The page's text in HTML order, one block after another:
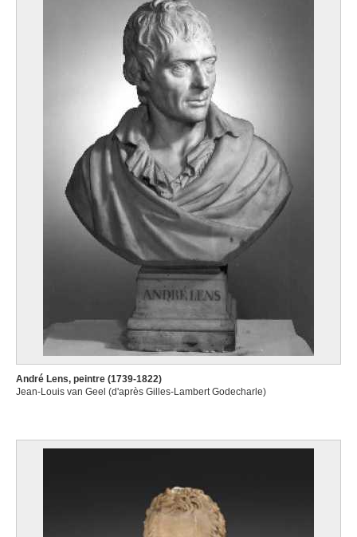
André Lens, peintre (1739-1822)
Jean-Louis van Geel (d'après Gilles-Lambert Godecharle)